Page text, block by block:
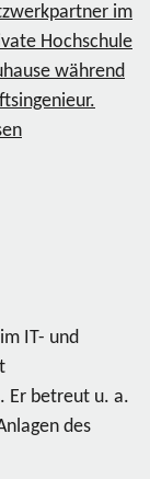
im
Hochschule
während
IT- und
Er betreut u. a.
des